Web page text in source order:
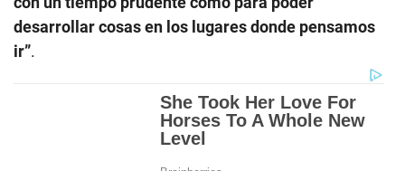
desarrollar cosas en los lugares donde pensamos
ir”.